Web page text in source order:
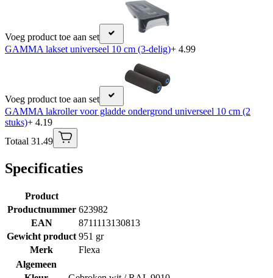
Voeg product toe aan set
GAMMA lakset universeel 10 cm (3-delig)+ 4.99
Voeg product toe aan set
GAMMA lakroller voor gladde ondergrond universeel 10 cm (2
stuks)+ 4.19
Totaal 31.49
Specificaties
Product
Productnummer 623982
EAN
8711113130813
Gewicht product 951 gr
Merk
Flexa
Algemeen